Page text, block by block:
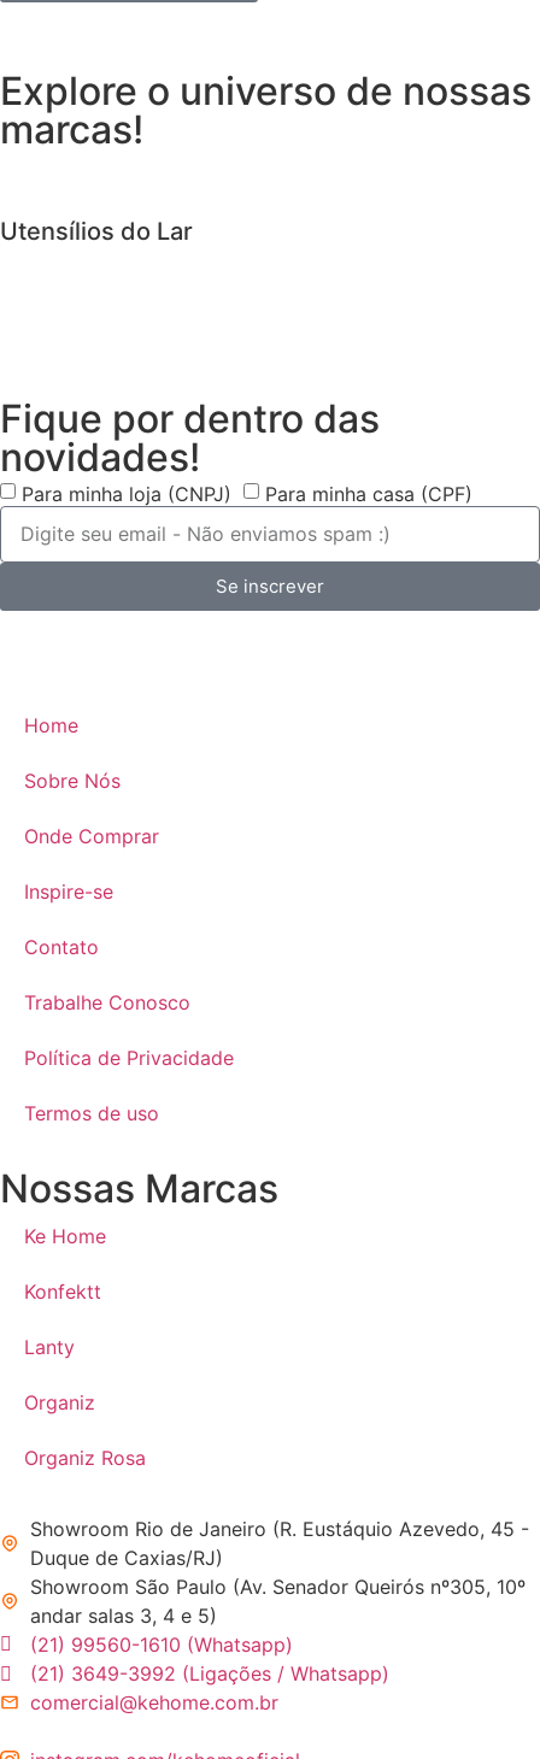
Explore o universo de nossas
marcas!
Utensílios do Lar
Fique por dentro das
novidades!
Para minha loja (CNPJ) Para minha casa (CPF)
Se inscrever
Home
Sobre Nós
Onde Comprar
Inspire-se
Contato
Trabalhe Conosco
Política de Privacidade
Termos de uso
Nossas Marcas
Ke Home
Konfektt
Lanty
Organiz
Organiz Rosa
Showroom Rio de Janeiro (R. Eustáquio Azevedo, 45 -
Duque de Caxias/RJ)
Showroom São Paulo (Av. Senador Queirós nº305, 10º
andar salas 3, 4 e 5)
(21) 99560-1610 (Whatsapp)
(21) 3649-3992 (Ligações / Whatsapp)
comercial@kehome.com.br